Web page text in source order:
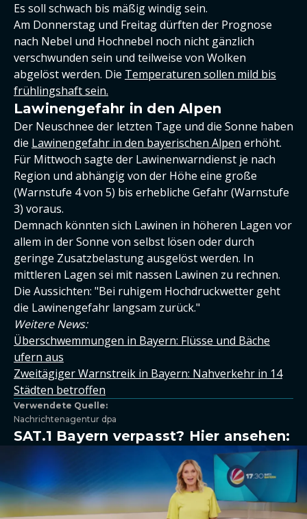
Es soll schwach bis mäßig windig sein.
Am Donnerstag und Freitag dürften der Prognose
nach Nebel und Hochnebel noch nicht gänzlich
verschwunden sein und teilweise von Wolken
abgelöst werden. Die Temperaturen sollen mild bis
frühlingshaft sein.
Lawinengefahr in den Alpen
Der Neuschnee der letzten Tage und die Sonne haben
die Lawinengefahr in den bayerischen Alpen erhöht.
Für Mittwoch sagte der Lawinenwarndienst je nach
Region und abhängig von der Höhe eine große
(Warnstufe 4 von 5) bis erhebliche Gefahr (Warnstufe
3) voraus.
Demnach könnten sich Lawinen in höheren Lagen vor
allem in der Sonne von selbst lösen oder durch
geringe Zusatzbelastung ausgelöst werden. In
mittleren Lagen sei mit nassen Lawinen zu rechnen.
Die Aussichten: "Bei ruhigem Hochdruckwetter geht
die Lawinengefahr langsam zurück."
Weitere News:
Überschwemmungen in Bayern: Flüsse und Bäche
ufern aus
Zweitägiger Warnstreik in Bayern: Nahverkehr in 14
Städten betroffen
Verwendete Quelle:
Nachrichtenagentur dpa
SAT.1 Bayern verpasst? Hier ansehen: